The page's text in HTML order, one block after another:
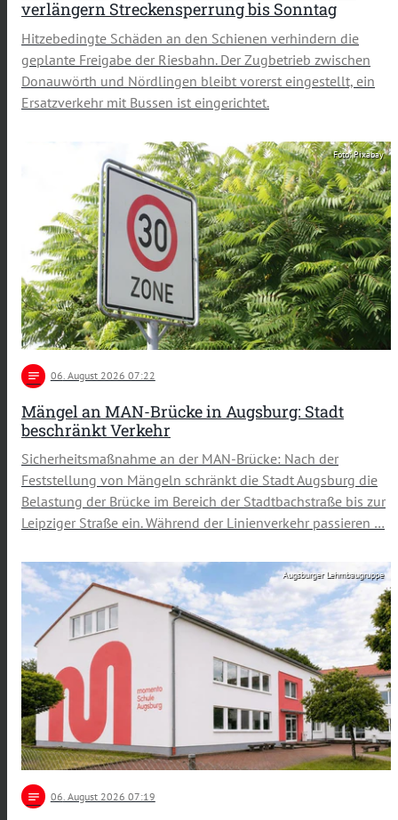
verlängern Streckensperrung bis Sonntag
Hitzebedingte Schäden an den Schienen verhindern die
geplante Freigabe der Riesbahn. Der Zugbetrieb zwischen
Donauwörth und Nördlingen bleibt vorerst eingestellt, ein
Ersatzverkehr mit Bussen ist eingerichtet.
Foto: Pixabay
notes 06. August 2026 07:22
Mängel an MAN-Brücke in Augsburg: Stadt
beschränkt Verkehr
Sicherheitsmaßnahme an der MAN-Brücke: Nach der
Feststellung von Mängeln schränkt die Stadt Augsburg die
Belastung der Brücke im Bereich der Stadtbachstraße bis zur
Leipziger Straße ein. Während der Linienverkehr passieren …
Augsburger Lehmbaugruppe
notes 06 . August 2026 07:19